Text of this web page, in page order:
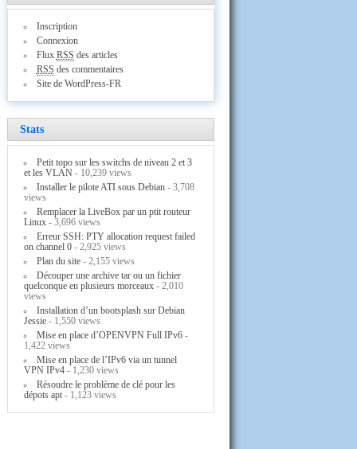
Inscription
Connexion
Flux RSS des articles
RSS des commentaires
Site de WordPress-FR
Stats
Petit topo sur les switchs de niveau 2 et 3
et les VLAN - 10,239 views
Installer le pilote ATI sous Debian- 3,708
views
Remplacer la LiveBox par un ptit routeur
Linux - 3,696 views
Erreur SSH: PTY allocation request failed
on channel 0 - 2,925 views
Plan du site- 2,155 views
Découper une archive tar ou un fichier
quelconque en plusieurs morceaux - 2,010
views
Installation d’un bootsplash sur Debian
Jessie - 1,550 views
Mise en place d’OPENVPN Full IPv6-
1,422 views
Mise en place de l’IPv6 via un tunnel
VPN IPv4 - 1,230 views
Résoudre le problème de clé pour les
dépots apt - 1,123 views